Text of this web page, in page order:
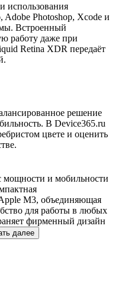
использования
Adobe Photoshop, Xcode и
Встроенный
работу даже при
Retina XDR передаёт
решение
В Device365.ru
цвете и оценить
мощности и мобильности
M3, объединяющая
для работы в любых
фирменный дизайн
далее